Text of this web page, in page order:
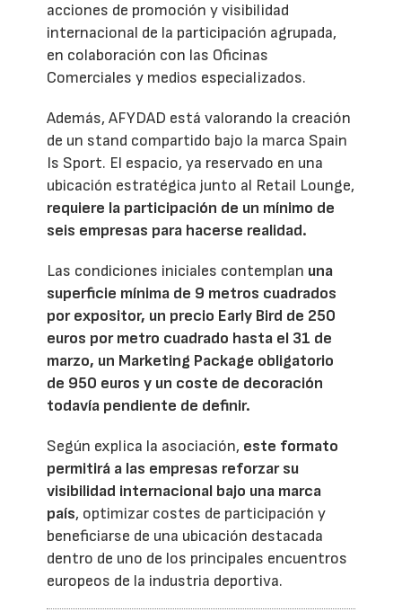
acciones de promoción y visibilidad
internacional de la participación agrupada,
en colaboración con las Oficinas
Comerciales y medios especializados.
Además, AFYDAD está valorando la creación
de un stand compartido bajo la marca Spain
Is Sport. El espacio, ya reservado en una
ubicación estratégica junto al Retail Lounge,
requiere la participación de un mínimo de
seis empresas para hacerse realidad.
Las condiciones iniciales contemplan una
superficie mínima de 9 metros cuadrados
por expositor, un precio Early Bird de 250
euros por metro cuadrado hasta el 31 de
marzo, un Marketing Package obligatorio
de 950 euros y un coste de decoración
todavía pendiente de definir.
Según explica la asociación, este formato
permitirá a las empresas reforzar su
visibilidad internacional bajo una marca
país, optimizar costes de participación y
beneficiarse de una ubicación destacada
dentro de uno de los principales encuentros
europeos de la industria deportiva.